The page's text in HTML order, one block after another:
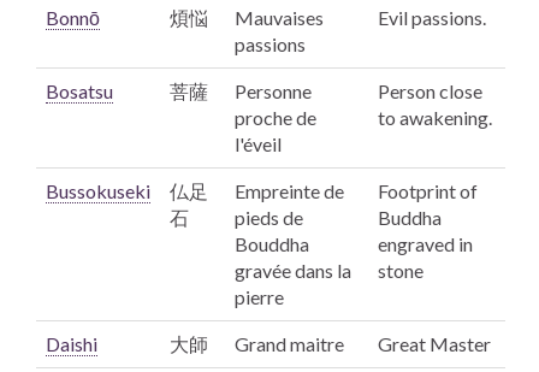
Bonnō 煩悩
Mauvaises
passions
Evil passions.
Bosatsu 菩薩
Personne
proche de
l'éveil
Person close
to awakening.
Bussokuseki
仏足
石
Empreinte de
pieds de
Bouddha
gravée dans la
pierre
Footprint of
Buddha
engraved in
stone
Daishi 大師 Grand maitre Great Master